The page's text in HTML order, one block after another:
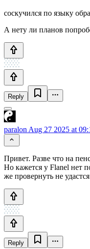
соскучился по языку
А нету ли планов
Reply
paralon Aug 27 2025 at
Привет. Разве что на
Но кажется у Flanel нет
же провернуть не удастся
Reply